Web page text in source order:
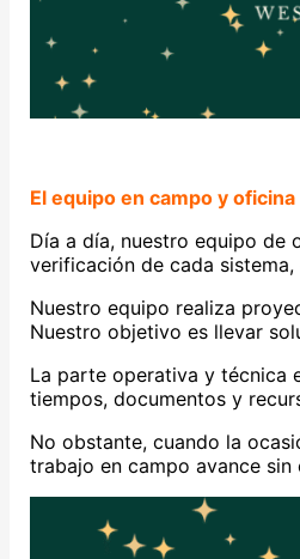
El equipo en campo y oficina
Día a día, nuestro equipo de
verificación de cada
Nuestro equipo realiza
Nuestro objetivo es llevar
La parte operativa y técnica
tiempos, documentos y
No obstante, cuando la
trabajo en campo avance